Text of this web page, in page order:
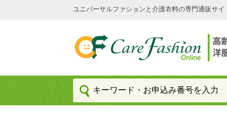
ユニバーサルファションと介護衣料の専門通販サイ